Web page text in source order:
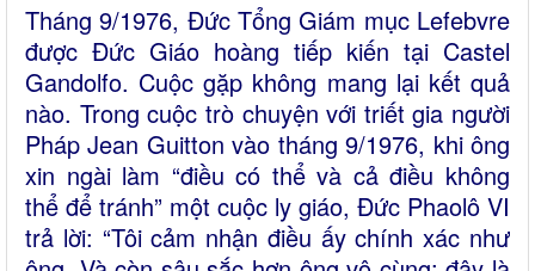
Tháng 9/1976, Đức Tổng Giám mục Lefebvre
được Đức Giáo hoàng tiếp kiến tại Castel
Gandolfo. Cuộc gặp không mang lại kết quả
nào. Trong cuộc trò chuyện với triết gia người
Pháp Jean Guitton vào tháng 9/1976, khi ông
xin ngài làm “điều có thể và cả điều không
thể để tránh” một cuộc ly giáo, Đức Phaolô VI
trả lời: “Tôi cảm nhận điều ấy chính xác như